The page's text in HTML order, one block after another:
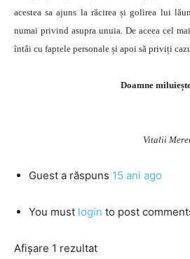
acestea sa ajuns la răcirea și golirea lui
numai privind asupra unuia. De aceea cel
întâi cu faptele personale și apoi să priviți
Doamne
Vitalii
Guest a răspuns 15 ani ago
You must login to post
Afișare 1 rezultat